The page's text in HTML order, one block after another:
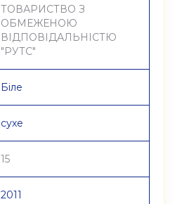
ТОВАРИСТВО З
ОБМЕЖЕНОЮ
ВІДПОВІДАЛЬНІСТЮ
"РУТС"
Біле
сухе
15
2011